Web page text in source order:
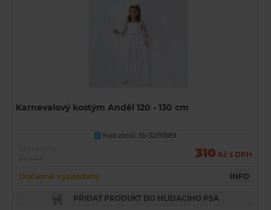
Karnevalový kostým Anděl 120 - 130 cm
U
Kód zboží: 55-32/91589
310 Kč s DPH
Dočasně vyprodaný INFO
PŘIDAT PRODUKT DO HLÍDACÍHO PSA